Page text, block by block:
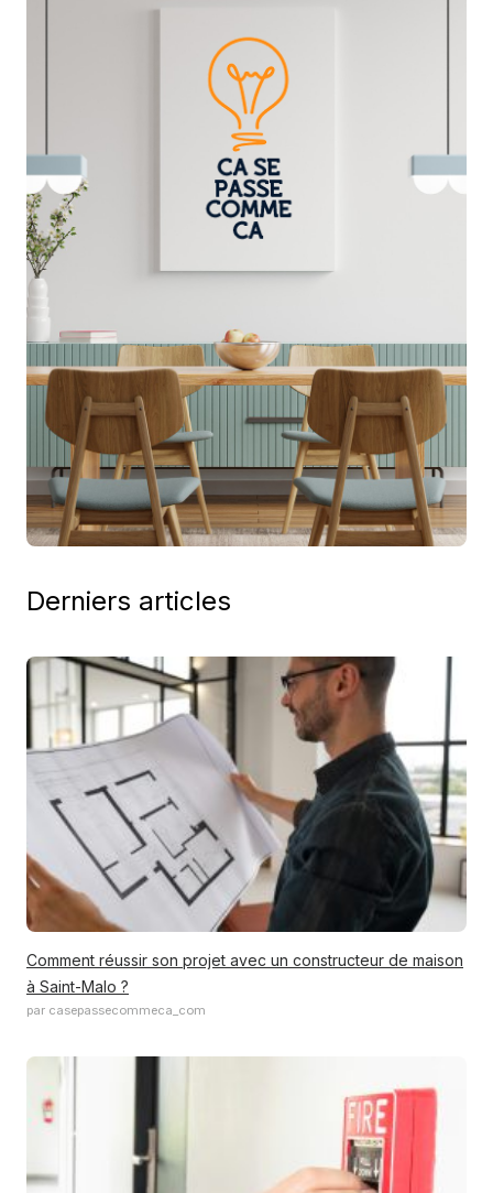
Derniers articles
Comment réussir son projet avec un constructeur de maison
à Saint-Malo ?
par casepassecommeca_com